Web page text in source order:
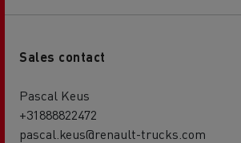
Sales contact
Pascal Keus
+31888822472
pascal.keus@renault-trucks.com